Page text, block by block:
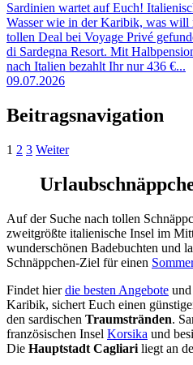
Sardinien wartet auf Euch!
Wasser wie in der Karibik, was will
tollen Deal bei Voyage Privé
di Sardegna Resort. Mit
nach Italien bezahlt Ihr nur 436 €...
09.07.2026
Beitragsnavigation
1 2 3 Weiter
Auf der Suche nach tollen
zweitgrößte italienische Insel im
wunderschönen Badebuchten und
Schnäppchen-Ziel für einen
Findet hierdie besten Angebote
Karibik, sichert Euch einen
den sardischen Traumstränden.
französischen Insel Korsika und
Die Hauptstadt Cagliari liegt an